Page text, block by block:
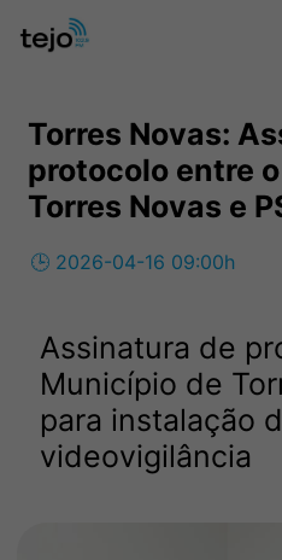
Torres Novas:
protocolo entre
Torres Novas e
🕒 2026-04-16 09:00h
Assinatura de
Município de
para instalação
videovigilância